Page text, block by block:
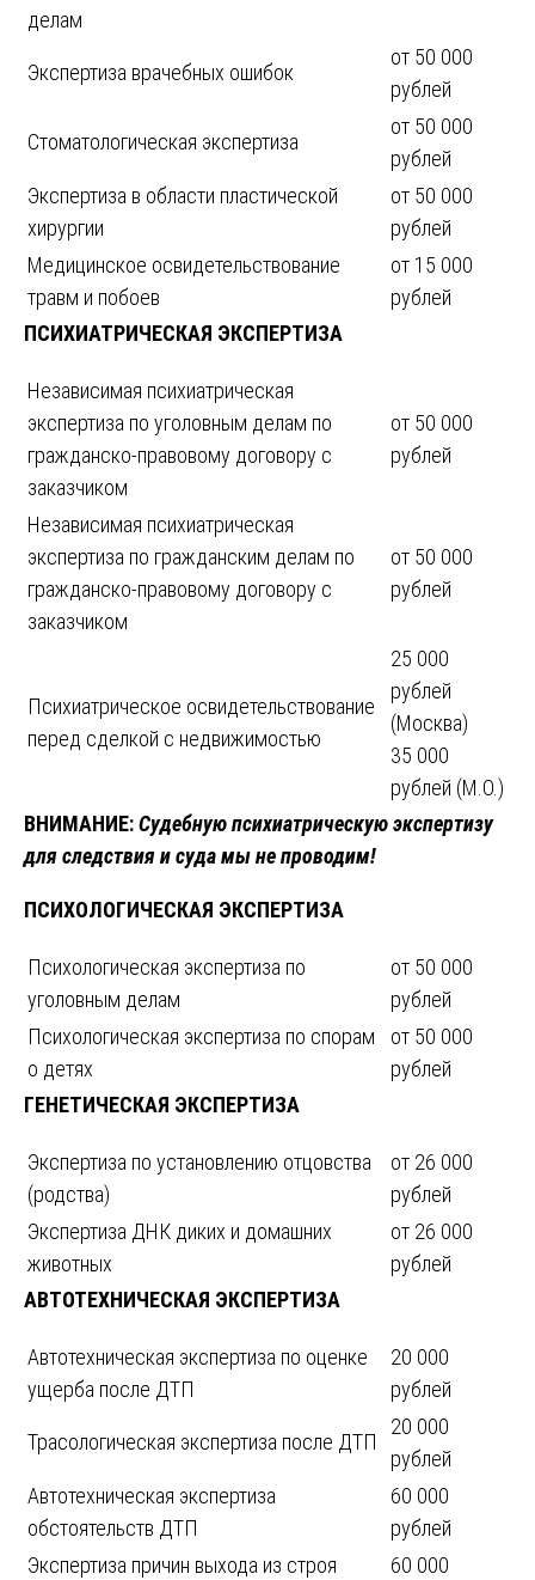
делам
Экспертиза врачебных ошибок
от 50 000
рублей
Стоматологическая экспертиза
от 50 000
рублей
Экспертиза в области пластической
хирургии
от 50 000
рублей
Медицинское освидетельствование
травм и побоев
от 15 000
рублей
ПСИХИАТРИЧЕСКАЯ ЭКСПЕРТИЗА
Независимая психиатрическая
экспертиза по уголовным делам по
гражданско-правовому договору с
заказчиком
от 50 000
рублей
Независимая психиатрическая
экспертиза по гражданским делам по
гражданско-правовому договору с
заказчиком
от 50 000
рублей
Психиатрическое освидетельствование
перед сделкой с недвижимостью
25 000
рублей
(Москва)
35 000
рублей (М.О.)
ВНИМАНИЕ:Судебную психиатрическую экспертизу
для следствия и суда мы не проводим!
ПСИХОЛОГИЧЕСКАЯ ЭКСПЕРТИЗА
Психологическая экспертиза по
уголовным делам
от 50 000
рублей
Психологическая экспертиза по спорам
о детях
от 50 000
рублей
ГЕНЕТИЧЕСКАЯ ЭКСПЕРТИЗА
Экспертиза по установлению отцовства
(родства)
от 26 000
рублей
Экспертиза ДНК диких и домашних
животных
от 26 000
рублей
АВТОТЕХНИЧЕСКАЯ ЭКСПЕРТИЗА
Автотехническая экспертиза по оценке
ущерба после ДТП
20 000
рублей
Трасологическая экспертиза после ДТП
20 000
рублей
Автотехническая экспертиза
обстоятельств ДТП
60 000
рублей
Экспертиза причин выхода из строя
60 000